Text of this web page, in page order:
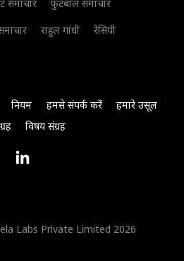
समाचार
फुटबॉल समाचार
राहुल गांधी
रेसिपी
नियम हमसे संपर्क करें
हमारे उसूल
विषय संग्रह
Labs Private Limited 2026